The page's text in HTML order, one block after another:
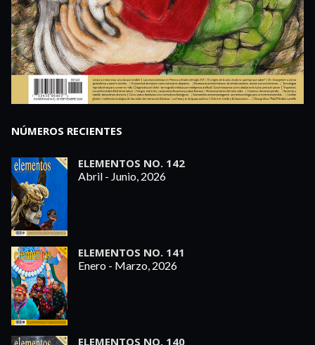
NÚMEROS RECIENTES
ELEMENTOS NO. 142
Abril - Junio, 2026
ELEMENTOS NO. 141
Enero - Marzo, 2026
ELEMENTOS NO. 140